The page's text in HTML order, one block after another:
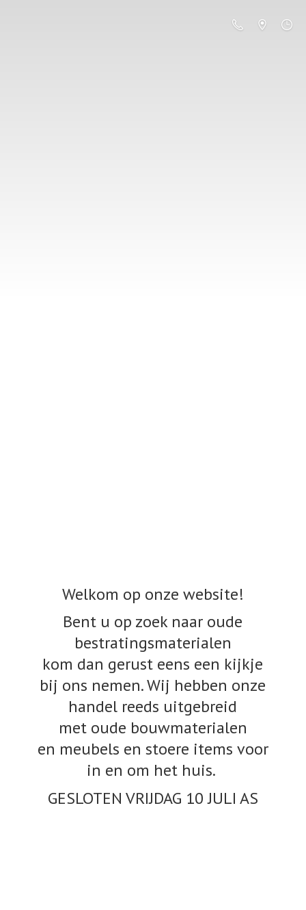
Welkom op onze website!
Bent u op zoek naar oude
bestratingsmaterialen
kom dan gerust eens een kijkje
bij ons nemen. Wij hebben onze
handel reeds uitgebreid
met oude bouwmaterialen
en meubels en stoere items voor
in en om het huis.
GESLOTEN VRIJDAG 10JULI AS